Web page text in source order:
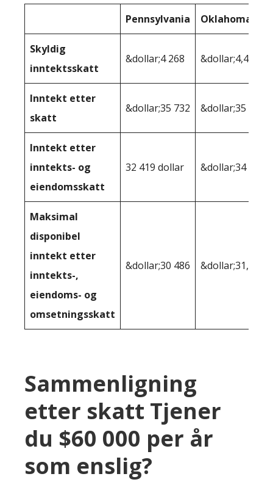
Pennsylvania Oklahoma
Skyldig
inntektsskatt
&dollar;4 268 &dollar;4,403
Inntekt etter
skatt
&dollar;35 732 &dollar;35 597
Inntekt etter
inntekts- og
eiendomsskatt
32 419 dollar &dollar;34 075
Maksimal
disponibel
inntekt etter
inntekts-,
eiendoms- og
omsetningsskatt
&dollar;30 486 &dollar;31,270
Sammenligning
etter skatt Tjener
du $60 000 per år
som enslig?